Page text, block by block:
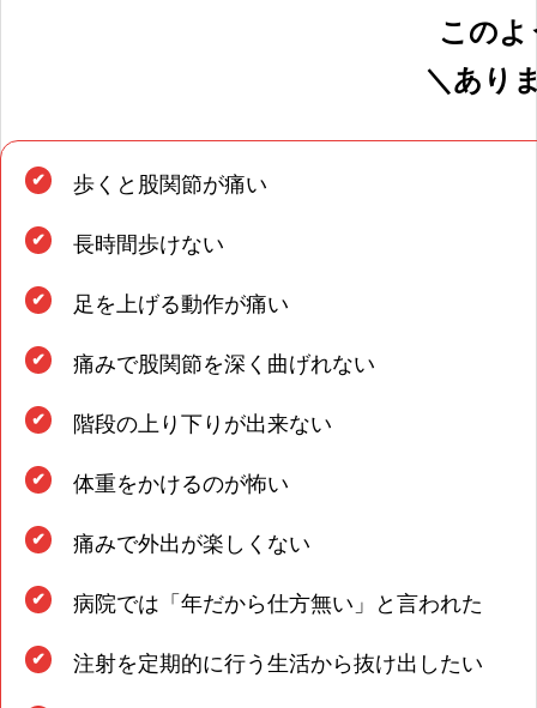
症状メニュー
に。独自の施術方法により、しっかりとサポ
このよ
＼あり
歩くと股関節が痛い
長時間歩けない
足を上げる動作が痛い
痛みで股関節を深く曲げれない
階段の上り下りが出来ない
体重をかけるのが怖い
痛みで外出が楽しくない
病院では「年だから仕方無い」と言われた
注射を定期的に行う生活から抜け出したい